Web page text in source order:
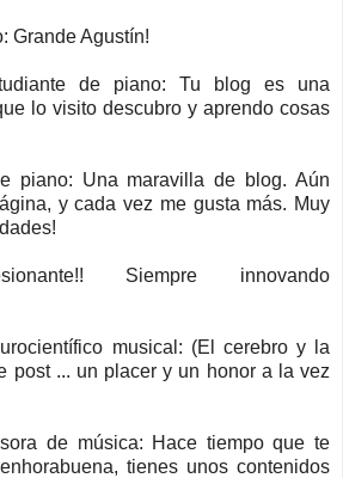
Grande Agustín!
de piano: Tu blog es una
lo visito descubro y aprendo cosas
piano: Una maravilla de blog. Aún
y cada vez me gusta más. Muy
Siempre innovando
musical: (El cerebro y la
post ... un placer y un honor a la vez
de música: Hace tiempo que te
tienes unos contenidos